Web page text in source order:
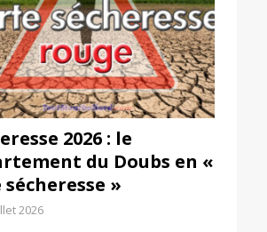
2026 : le
du Doubs en «
sécheresse »
2026